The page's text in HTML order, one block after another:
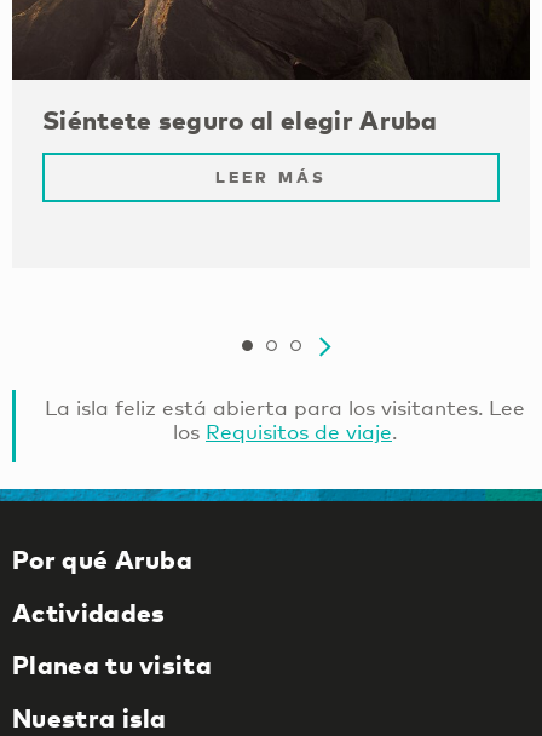
Siéntete seguro al elegir Aruba
LEER MÁS
La isla feliz está abierta para los visitantes. Lee
los Requisitos de viaje.
Por qué Aruba
Actividades
Planea tu visita
Nuestra isla